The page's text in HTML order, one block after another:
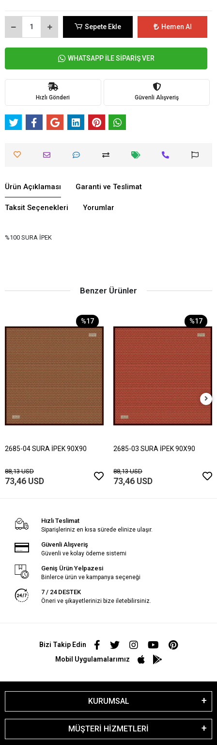
Sepete Ekle Hemen Al
WHATSAPP İLE SİPARİŞ VER
Hızlı Gönderi Güvenli Alışveriş
Ürün Açıklaması Garanti ve Teslimat
Taksit Seçenekleri Yorumlar
%100 SURA İPEK
Benzer Ürünler
%17
2685-04 SURA İPEK 90X90
88,13 USD
73,46 USD
%17
2685-03 SURA İPEK 90X90
88,13 USD
73,46 USD
Hızlı Teslimat
Siparişleriniz en kısa sürede elinize ulaşır.
Güvenli Alışveriş
Güvenli ve kolay ödeme sistemi
Geniş Ürün Yelpazesi
Binlerce ürün ve kampanya seçeneği
7 / 24 DESTEK
Öneri ve şikayetlerinizi bize iletebilirsiniz.
Bizi Takip Edin
Mobil Uygulamalarımız
KURUMSAL
MÜŞTERİ HİZMETLERİ